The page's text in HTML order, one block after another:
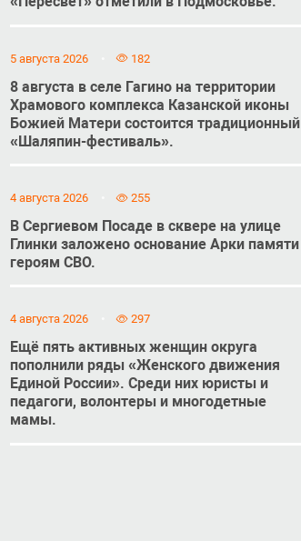
5 августа 2026 182
8 августа в селе Гагино на территории
Храмового комплекса Казанской иконы
Божией Матери состоится традиционный
«Шаляпин-фестиваль».
4 августа 2026 255
В Сергиевом Посаде в сквере на улице
Глинки заложено основание Арки памяти
героям СВО.
4 августа 2026 297
Ещё пять активных женщин округа
пополнили ряды «Женского движения
Единой России». Среди них юристы и
педагоги, волонтеры и многодетные
мамы.